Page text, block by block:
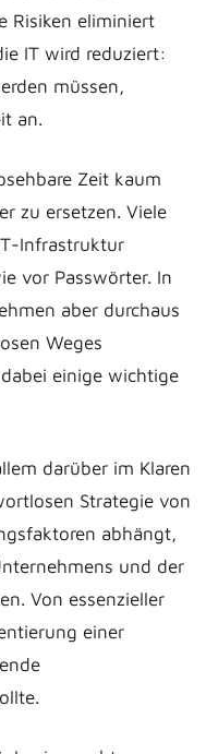
Risiken eliminiert
IT wird reduziert:
müssen,
an.
Zeit kaum
zu ersetzen. Viele
Infrastruktur
vor Passwörter. In
aber durchaus
Weges
einige wichtige
darüber im Klaren
Strategie von
abhängt,
und der
Von essenzieller
einer